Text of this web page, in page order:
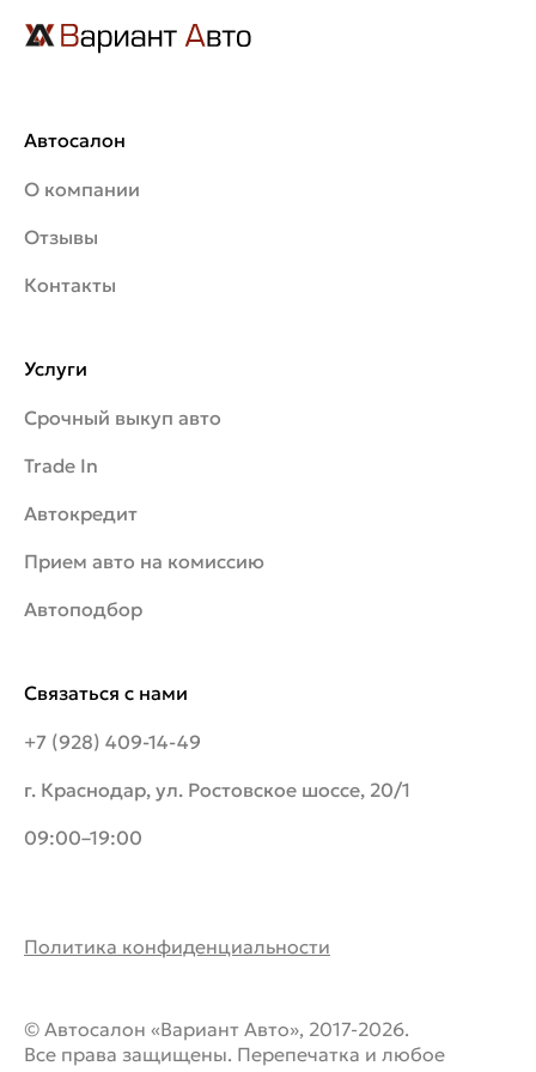
Автосалон
О компании
Отзывы
Контакты
Связаться с нами
+7 (928) 409-14-49
г. Краснодар, ул. Ростовское шоссе, 20/1
09:00–19:00
Услуги
Срочный выкуп авто
Trade In
Автокредит
Прием авто на комиссию
Автоподбор
Политика конфиденциальности
© Автосалон «Вариант Авто», 2017-2026.
Все права защищены. Перепечатка и любое